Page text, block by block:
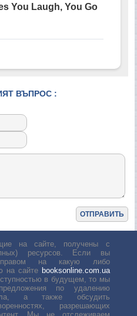
ВЪПРОС :
на сайте, получены с
ресурсов. Если вы
правом на какую либо
на сайте booksonline.com.ua
в будущем, то мы
по удалению
а также обсудить
разрешающих
Мы не отслеживаем